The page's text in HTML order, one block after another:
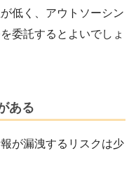
低く、アウトソーシン
委託するとよいでしょ
ある
が漏洩するリスクは少